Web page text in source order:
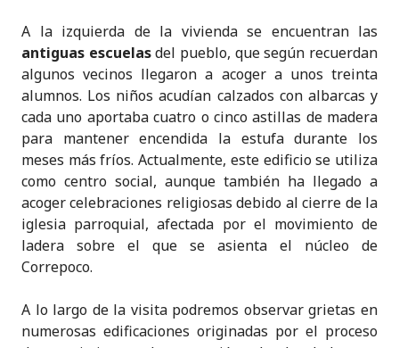
A la izquierda de la vivienda se encuentran las
antiguas escuelasdel pueblo, que según recuerdan
algunos vecinos llegaron a acoger a unos treinta
alumnos. Los niños acudían calzados con albarcas y
cada uno aportaba cuatro o cinco astillas de madera
para mantener encendida la estufa durante los
meses más fríos. Actualmente, este edificio se utiliza
como centro social, aunque también ha llegado a
acoger celebraciones religiosas debido al cierre de la
iglesia parroquial, afectada por el movimiento de
ladera sobre el que se asienta el núcleo de
Correpoco.
A lo largo de la visita podremos observar grietas en
numerosas edificaciones originadas por el proceso